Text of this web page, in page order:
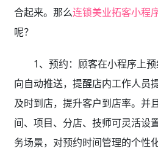
合起来。那么连锁美业拓客小程
呢？
1、预约：顾客在小程序上
向自动推送，提醒店内工作人员
及时到店，提升客户到店率。并
间、项目、分店、技师可灵活设
务场景，对预约时间管理的个性